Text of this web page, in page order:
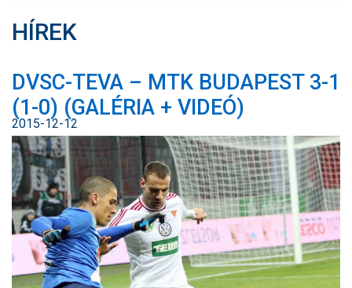
JEGYÉRTÉKESÍTÉS
WEBSHOP
STADION
EGYESÜLET
KAPCSOLAT
NYITÓLAP
HÍREK
CSAPATOK
MÉRKŐZÉSEK
KLUB
HÍREK
DVSC-TEVA – MTK BUDAPEST 3-1
(1-0) (GALÉRIA + VIDEÓ)
2015-12-12